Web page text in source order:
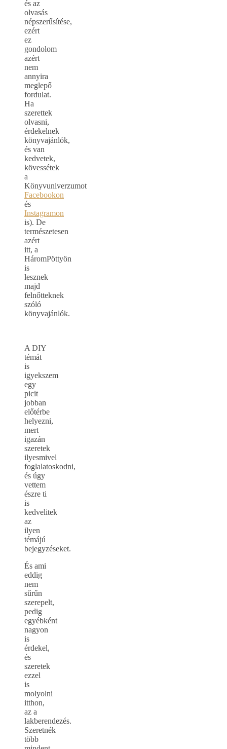
és az
olvasás
népszerűsítése,
ezért
ez
gondolom
azért
nem
annyira
meglepő
fordulat.
Ha
szerettek
olvasni,
érdekelnek
könyvajánlók,
és van
kedvetek,
kövessétek
a
Könyvuniverzumot
Facebookon
és
Instagramon
is). De
természetesen
azért
itt, a
HáromPöttyön
is
lesznek
majd
felnőtteknek
szóló
könyvajánlók.
A DIY
témát
is
igyekszem
egy
picit
jobban
előtérbe
helyezni,
mert
igazán
szeretek
ilyesmivel
foglalatoskodni,
és úgy
vettem
észre ti
is
kedvelitek
az
ilyen
témájú
bejegyzéseket.
És ami
eddig
nem
sűrűn
szerepelt,
pedig
egyébként
nagyon
is
érdekel,
és
szeretek
ezzel
is
molyolni
itthon,
az a
lakberendezés.
Szeretnék
több